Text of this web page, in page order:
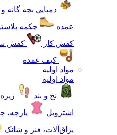
دمپایی بچه گانه
عمده
چکمه
کفش کار
کفش
کیف عمده
مواد اولیه
مواد اولیه
نخ و بند
اشتروبل
پارچه،
یراق‌آلات، فنر و شانک